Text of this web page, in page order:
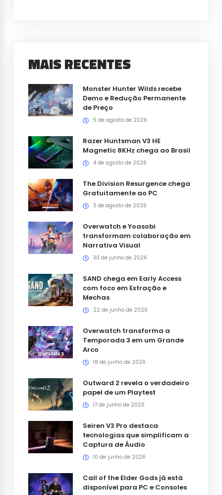
MAIS RECENTES
Monster Hunter Wilds recebe
Demo e Redução Permanente
de Preço
5 de agosto de 2026
Razer Huntsman V3 HE
Magnetic 8KHz chega ao Brasil
4 de agosto de 2026
The Division Resurgence chega
Gratuitamente ao PC
3 de agosto de 2026
Overwatch e Yoasobi
transformam colaboração em
Narrativa Visual
30 de junho de 2026
SAND chega em Early Access
com foco em Extração e
Mechas
22 de junho de 2026
Overwatch transforma a
Temporada 3 em um Grande
Arco
18 de junho de 2026
Outward 2 revela o verdadeiro
papel de um Playtest
17 de junho de 2026
Seiren V3 Pro destaca
tecnologias que simplificam a
Captura de Áudio
10 de junho de 2026
Call of the Elder Gods já está
disponível para PC e Consoles